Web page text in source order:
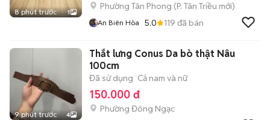
8 phút trước 1
Phường Tân Phong (P. Tân Triều mới)
An Biên Hòa 5.0 119 đã bán
9 phút trước 4
Thắt lưng Conus Da bò thật Nâu
100cm
Đã sử dụng Cả nam và nữ
150.000 đ
Phường Đông Ngạc